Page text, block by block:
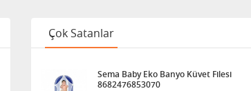
Çok Satanlar
Sema Baby Eko Banyo Küvet Filesi
8682476853070